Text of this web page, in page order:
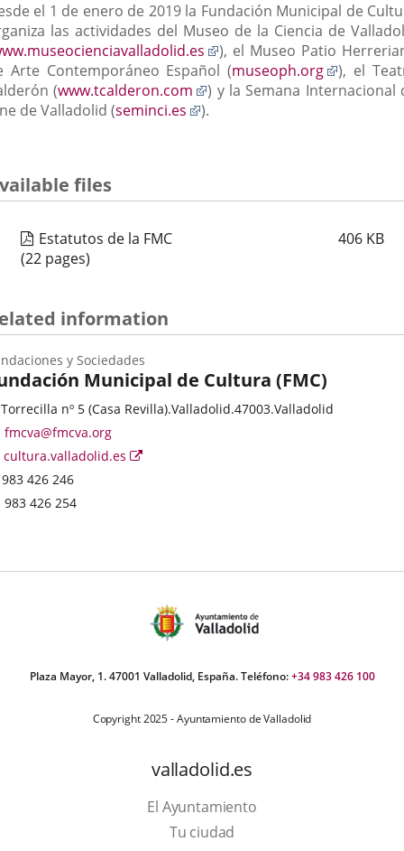
el 1 de enero de 2019 la Fundación Municipal de
las actividades del Museo de la Ciencia de
Enlace
a
una
), el Museo Patio
Arte Contemporáneo Español (museoph.org
Enlace
a
), el
(www.tcalderon.com
Enlace
a
) y la Semana Internacional
de Valladolid (seminci.es
Enlace
).
files
Estatutos de la FMC 406 KB
(22 pages)
information
Municipal de Cultura (FMC)
y Sociedades
nº 5 (Casa Revilla).Valladolid.47003.Valladolid
fmcva@fmcva.org
cultura.valladolid.es
Enlace
983 426 246
983 426 254
Plaza Mayor, 1. 47001 Valladolid, España. Teléfono:+34 983 426 100
Copyright 2025 - Ayuntamiento de Valladolid
valladolid.es
El Ayuntamiento
Tu ciudad